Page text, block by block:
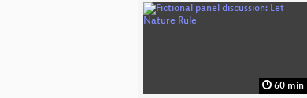
60 min